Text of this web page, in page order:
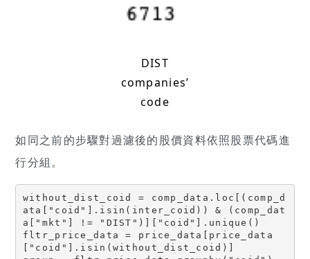
DIST
companies’
code
如同之前的步驟對過濾後的股價資料依照股票代碼進
行分組。
without_dist_coid = comp_data.loc[(comp_d
ata["coid"].isin(inter_coid)) & (comp_dat
a["mkt"] != "DIST")]["coid"].unique()
fltr_price_data = price_data[price_data
["coid"].isin(without_dist_coid)]